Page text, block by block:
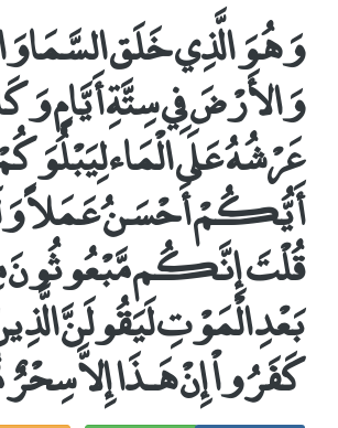
وَهُوَ الَّذِي خَلَق
وَالأَرْضَ فِي سِتَّةِ أَيَّامٍ
عَرْشُهُ عَلَى الْمَاء
أَيُّكُمْ أَحْسَنُ عَمَلاً
قُلْتَ إِنَّكُم
بَعْدِ الْمَوْتِ لَيَقُولَنَّ
كَفَرُواْ إِنْ هَـذَا إِلاَّ